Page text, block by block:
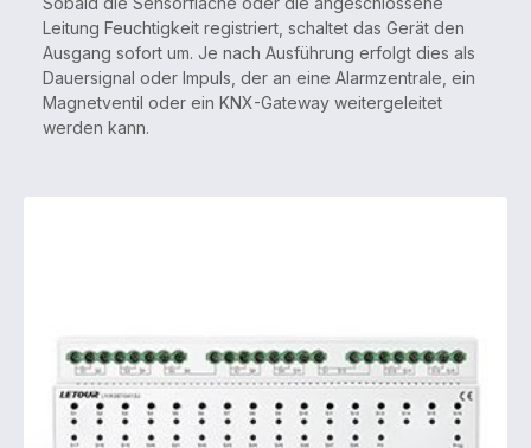
Leitung Feuchtigkeit registriert, schaltet das Gerät den
Ausgang sofort um. Je nach Ausführung erfolgt dies als
Dauersignal oder Impuls, der an eine Alarmzentrale, ein
Magnetventil oder ein KNX-Gateway weitergeleitet
werden kann.